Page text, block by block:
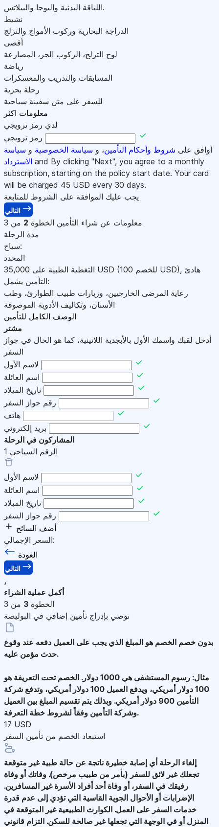
اللياقة البدنية واليوجا والبيلاتس.
نشيط
الدراجة البخارية وركوب الأمواج والتزلج
أقصى
لوح التزلج، الركوب الحر، المصارعة
رياضة
المسابقات والتدريب والمعسكرات
رحلة بحرية
للسفر على متن سفينة سياحية
معلومات اكثر
لدي رمز ترويجي
رمز ترويجي
أوافق على شروط وأحكام التأمين، و سياسة الخصوصية و سياسة
الاسترداد and By clicking "Next", you agree to a monthly
subscription, starting on the policy start date. Your card
will be charged 45 USD every 30 days.
يجب عليك الموافقة على الشروط للمتابعة
التالي
معلومات عن شراء التأمين الخطوة 2 من 3
مدة الرحلة
سياح:
المحدد
التغطية الطبية على 35,000 USD USD), هادئ
التأمين يشمل:
رعاية المرضى الخارجيين، وزيارات طبيب الطوارئ، وطب
الأسنان، وتكاليف الأدوية الموصوفة
الوصف الكامل للتأمين
مشتر
أدخل لقبك واسمك الأول بالأبجدية اللاتينية، كما هو الحال في جواز
السفر
لاسم الأول
اسم العائلة
تاريخ الميلاد
رقم جواز السفر
هاتف
بريد إلكتروني
المشاركون في الرحلة
الرقم السياحي 1
لاسم الأول
اسم العائلة
تاريخ الميلاد
رقم جواز السفر
أضف السائح
السعر الإجمالي:
العودة
التالي
,
أكمل عملية الشراء
الخطوة 3 من 3
نوصي بإدراج تأمين إضافي في البوليصة
بدون خصم الخصم هو المبلغ الذي يجب على العميل دفعه عند وقوع
حدث مؤمن عليه.
مثال: رسوم المستشفى هي 1000 دولار. الخصم تحت التعريفة هو
100 دولار أمريكي، ويدفع العميل 100 دولار أمريكي، وتدفع شركة
التأمين 900 دولار أمريكي. وبذلك يتم تقسيم المبلغ بين العميل
وشركة التأمين وفقاً لشروط خطة التعرفة.
17 USD
استبعاد الخصم من تأمين السفر
إلغاء الرحلة أي إصابة خطيرة ناتجة عن حالة طبية غير متوقعة
تجعلك غير لائق للسفر (بأمر من طبيب مرخص). وفاتك أو وفاة
رفيقك في السفر، أو وفاة أحد أفراد الأسرة غير المسافرين.
الإضرابات أو الأحوال الجوية القاسية التي تؤدي إلى عدم قدرة
خدمات السفر على العمل. الكوارث الطبيعية غير المتوقعة في
المنزل أو في الوجهة التي تجعلها غير صالحة للسكن. التزام قانوني